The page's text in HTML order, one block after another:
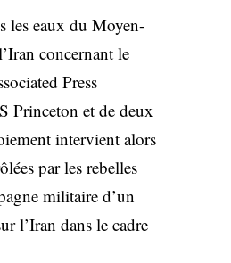
les eaux du Moyen-
concernant le
Press
Princeton et de deux
intervient alors
par les rebelles
militaire d’un
l’Iran dans le cadre